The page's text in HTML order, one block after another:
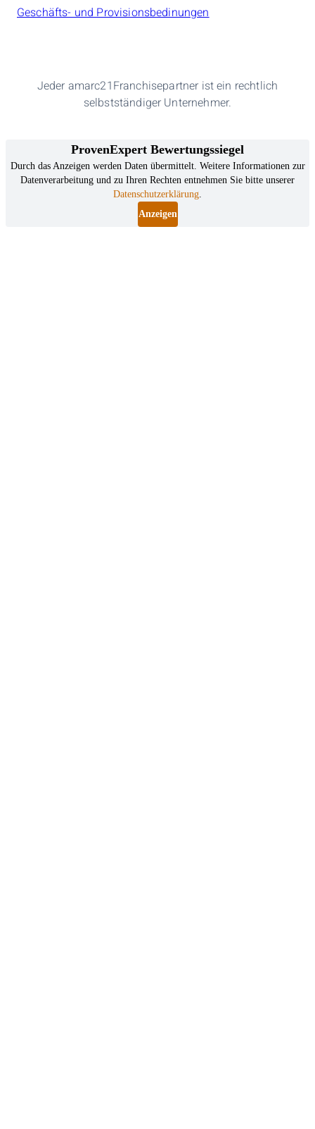
Geschäfts- und Provisionsbedinungen
Jeder amarc21Franchisepartner ist ein rechtlich
selbstständiger Unternehmer.